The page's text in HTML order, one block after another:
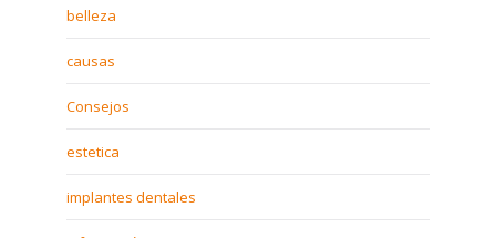
belleza
causas
Consejos
estetica
implantes dentales